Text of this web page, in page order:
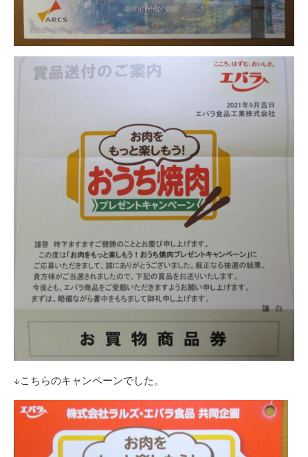
↓こちらのキャンペーンでした。